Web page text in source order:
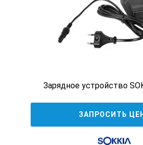
Зарядное устройство
ЗАПРОСИТЬ